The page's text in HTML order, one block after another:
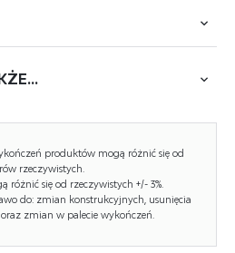
płyta meblowa
dolny
produktów mogą różnić się od
rzeczywistych.
różnić się od rzeczywistych +/- 3%.
do: zmian konstrukcyjnych, usunięcia
zmian w palecie wykończeń.